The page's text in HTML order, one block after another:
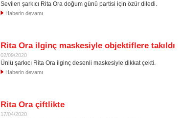
Sevilen şarkıcı Rita Ora doğum günü partisi için özür diledi.
Haberin devamı
Rita Ora ilginç maskesiyle objektiflere takıldı
02/09/2020
Ünlü şarkıcı Rita Ora ilginç desenli maskesiyle dikkat çekti.
Haberin devamı
Rita Ora çiftlikte
17/04/2020